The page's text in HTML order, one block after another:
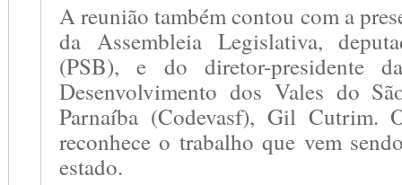
A reunião também contou com a
da Assembleia Legislativa,
(PSB), e do diretor-presidente
Desenvolvimento dos Vales do
Parnaíba (Codevasf), Gil Cutrim.
reconhece o trabalho que vem
estado.